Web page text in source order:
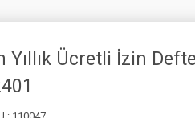
Yıllık Ücretli İzin